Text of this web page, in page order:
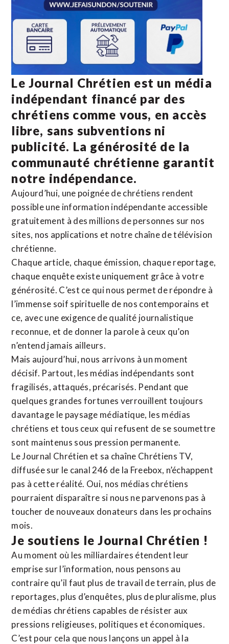
Le Journal Chrétien est un média
indépendant financé par des
chrétiens comme vous, en accès
libre, sans subventions ni
publicité. La générosité de la
communauté chrétienne garantit
notre indépendance.
Aujourd’hui, une poignée de chrétiens rendent
possible une information indépendante accessible
gratuitement à des millions de personnes sur nos
sites, nos applications et notre chaîne de télévision
chrétienne.
Chaque article, chaque émission, chaque reportage,
chaque enquête existe uniquement grâce à votre
générosité. C’est ce qui nous permet de répondre à
l’immense soif spirituelle de nos contemporains et
ce, avec une exigence de qualité journalistique
reconnue, et de donner la parole à ceux qu’on
n’entend jamais ailleurs.
Mais aujourd’hui, nous arrivons à un moment
décisif. Partout, les médias indépendants sont
fragilisés, attaqués, précarisés. Pendant que
quelques grandes fortunes verrouillent toujours
davantage le paysage médiatique, les médias
chrétiens et tous ceux qui refusent de se soumettre
sont maintenus sous pression permanente.
Le Journal Chrétien et sa chaîne Chrétiens TV,
diffusée sur le canal 246 de la Freebox, n’échappent
pas à cette réalité. Oui, nos médias chrétiens
pourraient disparaître si nous ne parvenons pas à
toucher de nouveaux donateurs dans les prochains
mois.
Je soutiens le Journal Chrétien !
Au moment où les milliardaires étendent leur
emprise sur l’information, nous pensons au
contraire qu’il faut plus de travail de terrain, plus de
reportages, plus d’enquêtes, plus de pluralisme, plus
de médias chrétiens capables de résister aux
pressions religieuses, politiques et économiques.
C’est pour cela que nous lançons un appel à la